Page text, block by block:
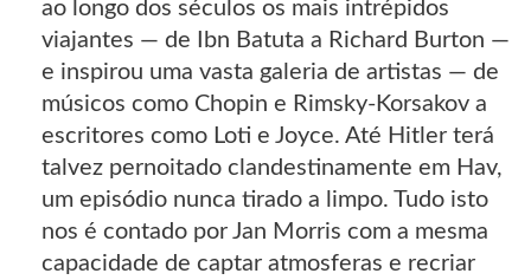
ao longo dos séculos os mais intrépidos
viajantes — de Ibn Batuta a Richard Burton —
e inspirou uma vasta galeria de artistas — de
músicos como Chopin e Rimsky-Korsakov a
escritores como Loti e Joyce. Até Hitler terá
talvez pernoitado clandestinamente em Hav,
um episódio nunca tirado a limpo. Tudo isto
nos é contado por Jan Morris com a mesma
capacidade de captar atmosferas e recriar